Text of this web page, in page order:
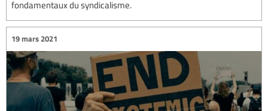
fondamentaux du syndicalisme.
19 mars 2021